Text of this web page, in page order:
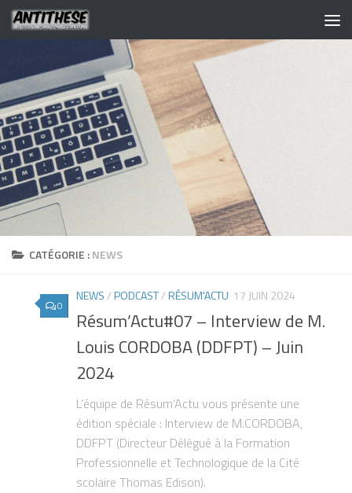
CATÉGORIE :NEWS
0
NEWS/PODCAST/RÉSUM'ACTU 17 JUIN 2024
Résum’Actu#07 – Interview de M.
Louis CORDOBA (DDFPT) – Juin
2024
L’équipe de Résum’Actu vous présente une
édition spéciale : Interview de M.CORDOBA,
DDFPT (Directeur Délégué à la Formation
Professionnelle et Technologique de la Cité
scolaire Thomas Edison).